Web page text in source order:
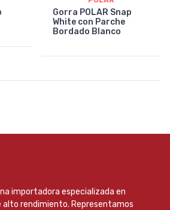
Gorra POLAR Snap
White con Parche
Bordado Blanco
importadora especializada en
alto rendimiento. Representamos